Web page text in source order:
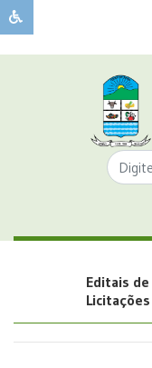
Sobre
Sobre
Editais de
Licitações